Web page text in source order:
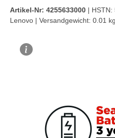
Artikel-Nr: 4255633000 | HSTN:
Lenovo | Versandgewicht: 0.01 kg